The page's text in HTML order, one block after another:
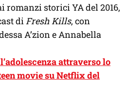
romanzi storici YA del 2016,
diFresh Kills, con
A’zion e Annabella
attraverso lo
movie su Netflix del